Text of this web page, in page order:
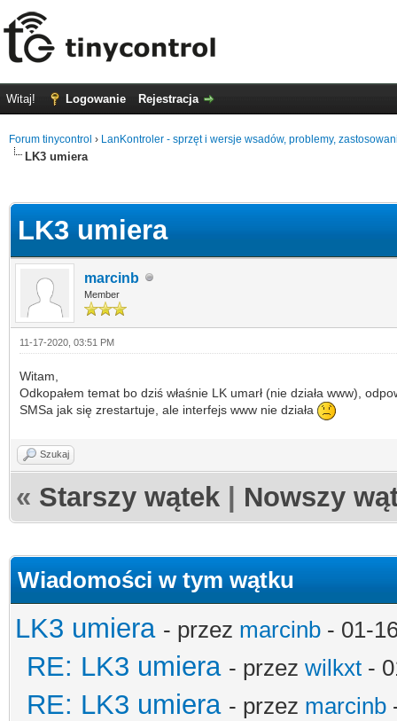
Witaj! Logowanie Rejestracja
Forum tinycontrol › LanKontroler - sprzęt i wersje wsadów, problemy,
LK3 umiera
LK3 umiera
marcinb
Member
11-17-2020, 03:51 PM
Witam,
Odkopałem temat bo dziś właśnie LK umarł (nie działa www),
SMSa jak się zrestartuje, ale interfejs www nie działa
Szukaj
« Starszy wątek Nowszy
Wiadomości w tym wątku
LK3 umiera - przez marcinb - 01-
RE: LK3 umiera - przez wilkxt -
RE: LK3 umiera - przez marcinb